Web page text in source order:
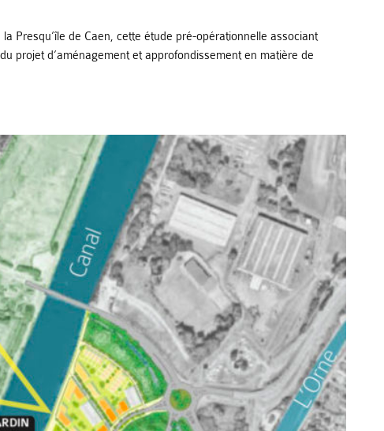
Presqu’île de Caen, cette étude pré-opérationnelle associant
projet d’aménagement et approfondissement en matière de